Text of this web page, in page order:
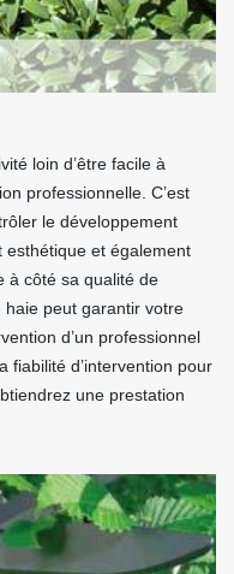
loin d’être facile à
professionnelle. C’est
le développement
esthétique et également
à côté sa qualité de
peut garantir votre
d’un professionnel
fiabilité d’intervention pour
une prestation